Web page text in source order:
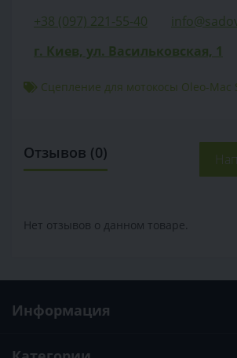
+38 (097) 221-55-40
г. Киев, ул. Васильковская, 1
Сцепление для мотокосы Oleo-Mac
Отзывов (0)
Нет отзывов о данном товаре.
Информация